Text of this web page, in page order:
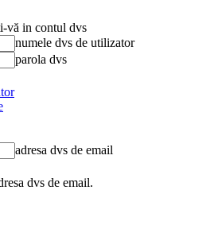
vă in contul dvs
numele dvs de utilizator
parola dvs
adresa dvs de email
dvs de email.